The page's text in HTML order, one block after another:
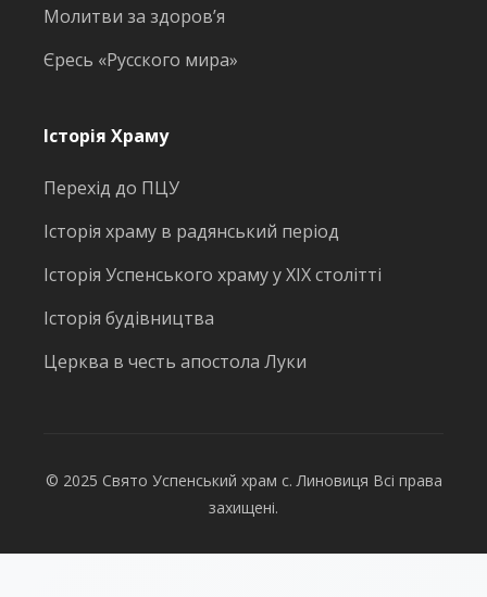
Молитви за здоров’я
Єресь «Русского мира»
Історія Храму
Перехід до ПЦУ
Історія храму в радянський період
Історія Успенського храму у ХІХ столітті
Історія будівництва
Церква в честь апостола Луки
© 2025 Свято Успенський храм с. Линовиця Всі права
захищені.